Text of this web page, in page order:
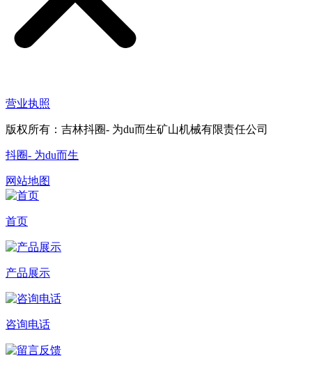
营业执照
版权所有：吉林抖圈- 为du而生矿山机械有限责任公司
抖圈- 为du而生
网站地图
首页
产品展示
咨询电话